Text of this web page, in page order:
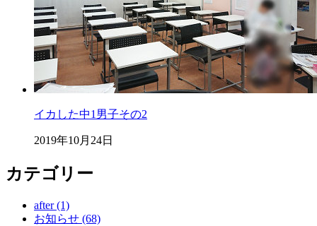
イカした中1男子その2
2019年10月24日
カテゴリー
after (1)
お知らせ (68)